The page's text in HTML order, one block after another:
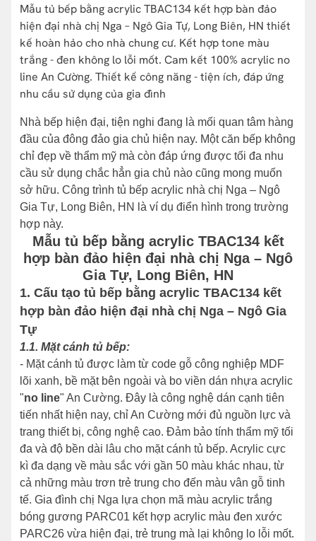
Mẫu tủ bếp bằng acrylic TBAC134 kết hợp bàn đảo
hiện đại nhà chị Nga – Ngô Gia Tự, Long Biên, HN thiết
kế hoàn hảo cho nhà chung cư. Kết hợp tone màu
trắng - đen không lo lỗi mốt. Cam kết 100% acrylic no
line An Cường. Thiết kế công năng - tiện ích, đáp ứng
nhu cầu sử dụng của gia đình
Nhà bếp hiện đại, tiện nghi đang là mối quan tâm hàng
đầu của đông đảo gia chủ hiện nay. Một căn bếp không
chỉ đẹp về thẩm mỹ mà còn đáp ứng được tối đa nhu
cầu sử dụng chắc hẳn gia chủ nào cũng mong muốn
sở hữu. Công trình tủ bếp acrylic nhà chị Nga – Ngô
Gia Tự, Long Biên, HN là ví dụ điển hình trong trường
hợp này.
Mẫu tủ bếp bằng acrylic TBAC134 kết
hợp bàn đảo hiện đại nhà chị Nga – Ngô
Gia Tự, Long Biên, HN
1. Cấu tạo tủ bếp bằng acrylic TBAC134 kết
hợp bàn đảo hiện đại nhà chị Nga – Ngô Gia
Tự
1.1. Mặt cánh tủ bếp:
- Mặt cánh tủ được làm từ code gỗ công nghiệp MDF
lõi xanh, bề mặt bên ngoài và bo viền dán nhựa acrylic
"no line" An Cường. Đây là công nghệ dán cạnh tiên
tiến nhất hiện nay, chỉ An Cường mới đủ nguồn lực và
trang thiết bị, công nghệ cao. Đảm bảo tính thẩm mỹ tối
đa và độ bền dài lâu cho mặt cánh tủ bếp. Acrylic cực
kì đa dạng về màu sắc với gần 50 màu khác nhau, từ
cả những màu trơn trẻ trung cho đến màu vân gỗ tinh
tế. Gia đình chị Nga lựa chọn mã màu acrylic trắng
bóng gương PARC01 kết hợp acrylic màu đen xước
PARC26 vừa hiện đại, trẻ trung mà lại không lo lỗi mốt.